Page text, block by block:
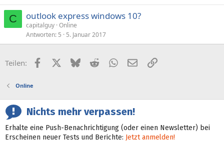
p
C outlook express windows 10?
capitalguy Online
Antworten 5 5. Januar 2017
Teilen: FacebookX (Twitter)
BlueskyRedditWhatsApp
E-MailLink
Online
Nichts mehr verpassen!
Erhalte eine Push-Benachrichtigung (oder einen Newsletter) bei
Erscheinen neuer Tests und Berichte: Jetzt anmelden!